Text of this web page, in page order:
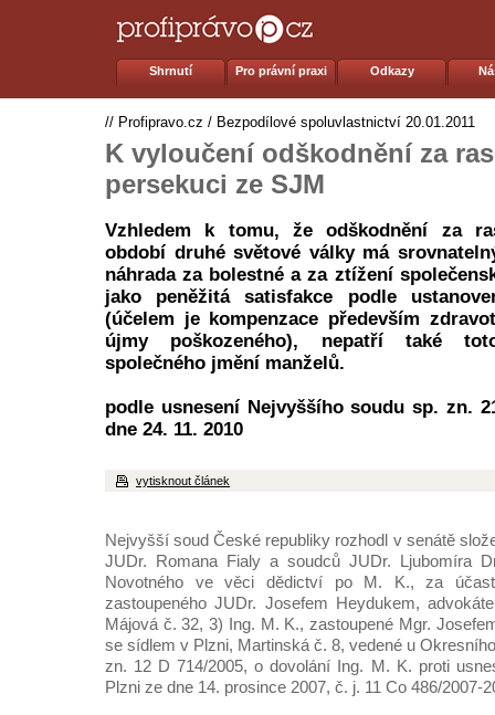
Shrnutí Pro právní praxi Odkazy
// Profipravo.cz / Bezpodílové spoluvlastnictví 20.01.2011
K vyloučení odškodnění za
persekuci ze SJM
Vzhledem k tomu, že odškodnění za
období druhé světové války má
náhrada za bolestné a za ztížení
jako peněžitá satisfakce podle
(účelem je kompenzace především
újmy poškozeného), nepatří také
společného jmění manželů.
podle usnesení Nejvyššího soudu sp. zn.
dne 24. 11. 2010
vytisknout článek
Nejvyšší soud České republiky rozhodl v senátě
JUDr. Romana Fialy a soudců JUDr. Ljubomíra
Novotného ve věci dědictví po M. K., za
zastoupeného JUDr. Josefem Heydukem,
Májová č. 32, 3) Ing. M. K., zastoupené Mgr.
se sídlem v Plzni, Martinská č. 8, vedené u
zn. 12 D 714/2005, o dovolání Ing. M. K. proti
Plzni ze dne 14. prosince 2007, č. j. 11 Co 486/2007-